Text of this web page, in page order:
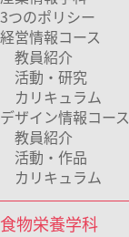
3つのポリシー
経営情報コース
教員紹介
活動・研究
カリキュラム
デザイン情報コース
教員紹介
活動・作品
カリキュラム
食物栄養学科